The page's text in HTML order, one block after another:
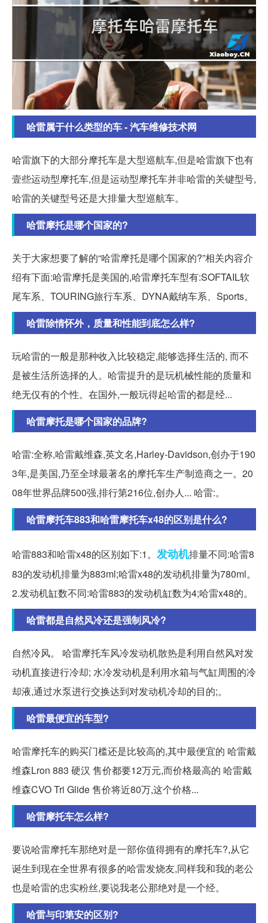
哈雷属于什么类型的车 - 汽车维修技术网
哈雷旗下的大部分摩托车是大型巡航车,但是哈雷旗下也有
壹些运动型摩托车,但是运动型摩托车并非哈雷的关键型号,
哈雷的关键型号还是大排量大型巡航车。
哈雷摩托是哪个国家的?
关于大家想要了解的“哈雷摩托是哪个国家的?”相关内容介
绍有下面:哈雷摩托是美国的,哈雷摩托车型有:SOFTAIL软
尾车系、TOURING旅行车系、DYNA戴纳车系、Sports。
哈雷除情怀外，质量和性能到底怎么样?
玩哈雷的一般是那种收入比较稳定,能够选择生活的, 而不
是被生活所选择的人。哈雷提升的是玩机械性能的质量和
绝无仅有的个性。在国外,一般玩得起哈雷的都是经...
哈雷摩托是哪个国家的品牌?
哈雷:全称,哈雷戴维森,英文名,Harley-Davidson,创办于190
3年,是美国,乃至全球最著名的摩托车生产制造商之一。20
08年世界品牌500强,排行第216位,创办人... 哈雷:。
哈雷摩托车883和哈雷摩托车x48的区别是什么?
哈雷883和哈雷x48的区别如下:1。 发动机排量不同:哈雷8
83的发动机排量为883ml;哈雷x48的发动机排量为780ml。
2.发动机缸数不同:哈雷883的发动机缸数为4;哈雷x48的。
哈雷都是自然风冷还是强制风冷?
自然冷风。 哈雷摩托车风冷发动机散热是利用自然风对发
动机直接进行冷却; 水冷发动机是利用水箱与气缸周围的冷
却液,通过水泵进行交换达到对发动机冷却的目的;。
哈雷最便宜的车型?
哈雷摩托车的购买门槛还是比较高的,其中最便宜的 哈雷戴
维森Lron 883 硬汉 售价都要12万元,而价格最高的 哈雷戴
维森CVO Tri Glide 售价将近80万,这个价格...
哈雷摩托车怎么样?
要说哈雷摩托车那绝对是一部你值得拥有的摩托车?️,从它
诞生到现在全世界有很多的哈雷发烧友,同样我和我的老公
也是哈雷的忠实粉丝,要说我老公那绝对是一个经。
哈雷与印第安的区别?